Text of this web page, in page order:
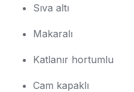
Sıva altı
Makaralı
Katlanır hortumlu
Cam kapaklı